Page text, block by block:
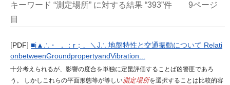
キーワード “測定場所” に対する結果 “393”件
9ページ
目
[PDF] ■i▲∴・ ．：r；、＼J∴ 地盤特性と交通振動について Relati
onbetweenGroundpropertyandVibration...
十分考えられるが、影響の度合を単独に定昆評価することば凶警匪であろ
う。 しかしこれらの平面形態等が等しい測定場所を選択することは比較的容